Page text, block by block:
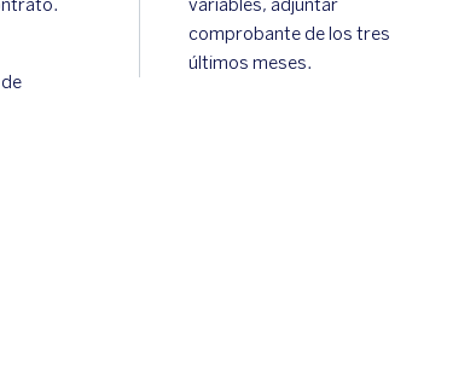
variables, adjuntar
comprobante de los tres
últimos meses.